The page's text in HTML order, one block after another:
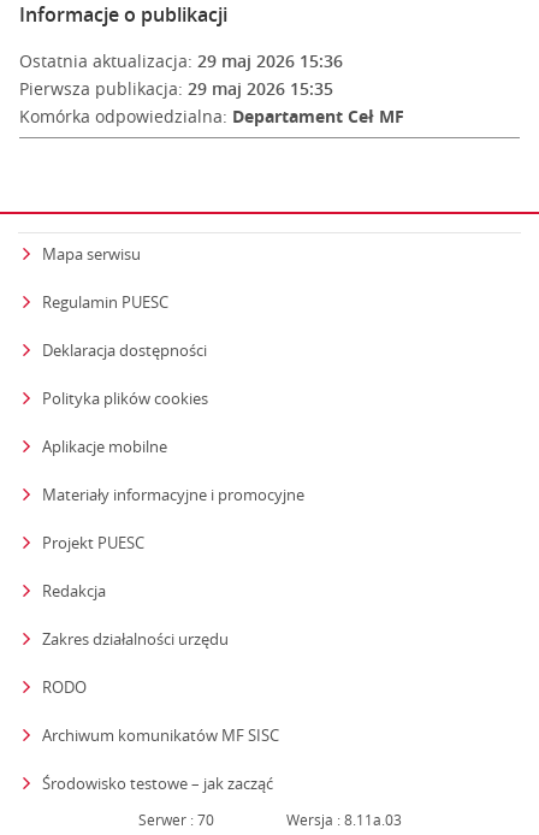
Informacje o publikacji
Ostatnia aktualizacja: 29 maj 2026 15:36
Pierwsza publikacja: 29 maj 2026 15:35
Komórka odpowiedzialna: Departament Ceł MF
Mapa serwisu
Regulamin PUESC
Deklaracja dostępności
Polityka plików cookies
Aplikacje mobilne
Materiały informacyjne i promocyjne
Projekt PUESC
Redakcja
Zakres działalności urzędu
RODO
Archiwum komunikatów MF SISC
Środowisko testowe – jak zacząćstrona otwiera się w nowym oknie
Serwer : 70 Wersja : 8.11a.03